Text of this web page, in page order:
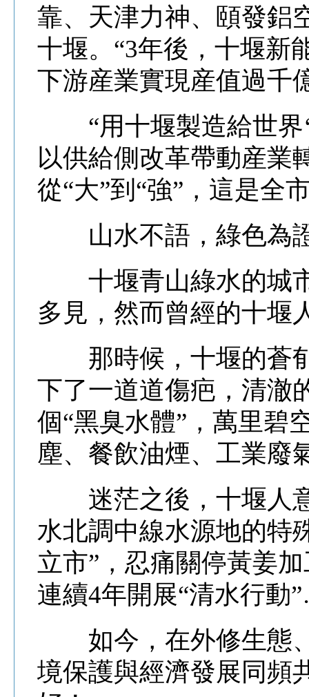
靠、天津力神、頤發鋁
十堰。“3年後，十堰新
下游産業實現産值過千
“用十堰製造給世界‘
以供給側改革帶動産業
從“大”到“強”，這是全
山水不語，綠色為
十堰青山綠水的城市
多見，然而曾經的十堰
那時候，十堰的蒼郁
下了一道道傷疤，清澈
個“黑臭水體”，萬里碧
塵、餐飲油煙、工業
迷茫之後，十堰人意
水北調中線水源地的特
立市”，忍痛關停黃姜
連續4年開展“清水行
如今，在外修生態、
境保護與經濟發展同頻